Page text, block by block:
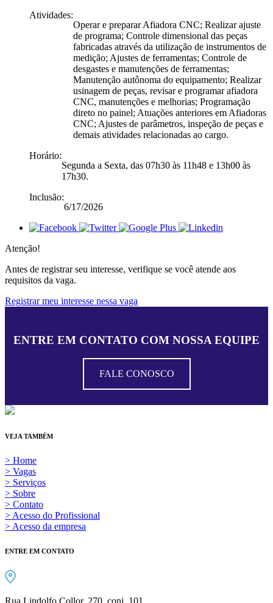
Atividades:
Operar e preparar Afiadora CNC; Realizar ajuste
de programa; Controle dimensional das peças
fabricadas através da utilização de instrumentos de
medição; Ajustes de ferramentas; Controle de
desgastes e manutenções de ferramentas;
Manutenção autônoma do equipamento; Realizar
usinagem de peças, revisar e programar afiadora
CNC, manutenções e melhorias; Programação
direto no painel; Atuações anteriores em Afiadoras
CNC; Ajustes de parâmetros, inspeção de peças e
demais atividades relacionadas ao cargo.
Horário:
Segunda a Sexta, das 07h30 às 11h48 e 13h00 às
17h30.
Inclusão:
6/17/2026
Atenção!
Antes de registrar seu interesse, verifique se você atende aos
requisitos da vaga.
Registrar meu interesse nessa vaga
ENTRE EM CONTATO COM NOSSA EQUIPE
FALE CONOSCO
VEJA TAMBÉM
> Home
> Vagas
> Serviços
> Sobre
> Contato
> Acesso do Profissional
> Acesso da empresa
ENTRE EM CONTATO
Rua Lindolfo Collor, 270, conj. 101